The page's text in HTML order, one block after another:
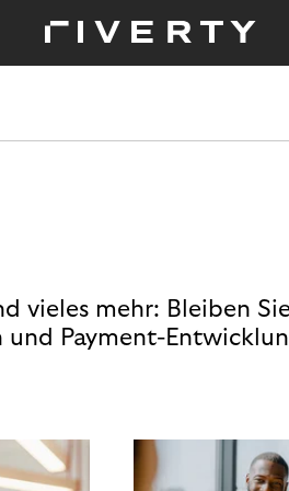
vieles mehr: Bleiben
Payment-